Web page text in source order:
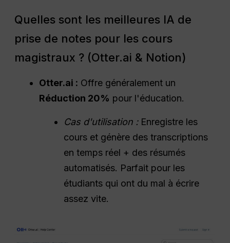
Quelles sont les meilleures IA de
prise de notes pour les cours
magistraux ? (Otter.ai & Notion)
Otter.ai : Offre généralement un
Réduction 20% pour l'éducation.
Cas d'utilisation :Enregistre les
cours et génère des transcriptions
en temps réel + des résumés
automatisés. Parfait pour les
étudiants qui ont du mal à écrire
assez vite.